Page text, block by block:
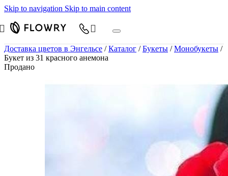
Skip to navigation Skip to main content
Доставка цветов в Энгельсе / Каталог / Букеты / Монобукеты /
Букет из 31 красного анемона
Продано